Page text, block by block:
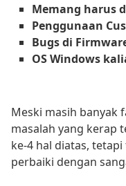
Memang harus
Penggunaan
Bugs di
OS Windows
Meski masih banyak
masalah yang kerap
ke-4 hal diatas,
perbaiki dengan